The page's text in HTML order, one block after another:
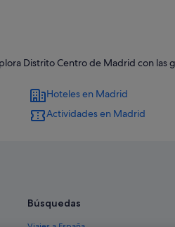
Madrid
Distrito Centro de Madrid con
Hoteles en Madrid
Actividades en Madrid
Búsquedas